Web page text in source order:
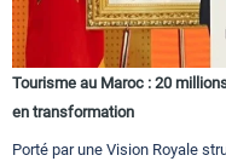
Tourisme au Maroc : 20
en transformation
Porté par une Vision Royale